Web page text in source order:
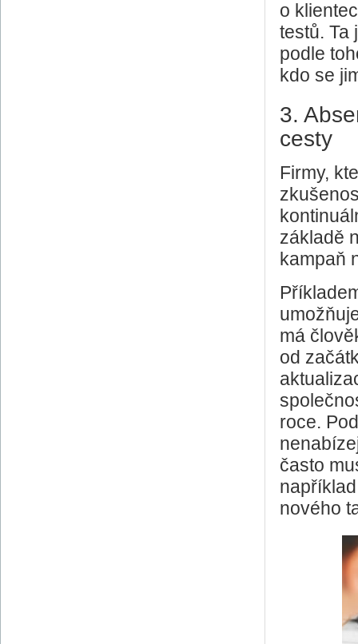
o
testů. Ta
podle
kdo se
3.
cesty
Firmy,
základě
kampaň
má
od
roce.
často
nového